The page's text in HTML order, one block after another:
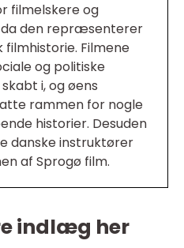
filmelskere og
da den repræsenterer
filmhistorie. Filmene
og politiske
i, og øens
rammen for nogle
historier. Desuden
danske instruktører
af Sprogø film.
indlæg her